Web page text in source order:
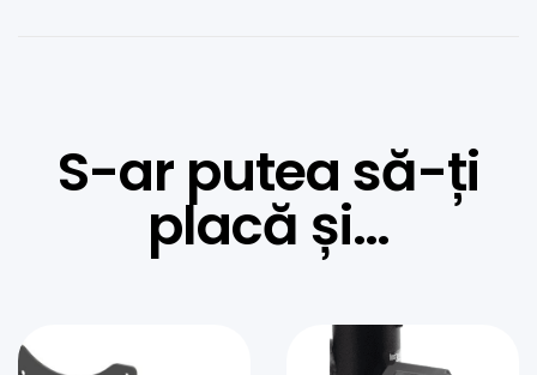
S-ar putea să-ți
placă și…